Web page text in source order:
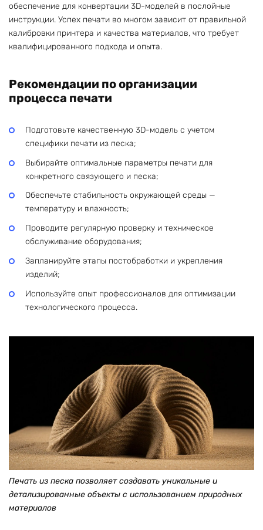
обеспечение для конвертации 3D-моделей в послойные
инструкции. Успех печати во многом зависит от правильной
калибровки принтера и качества материалов, что требует
квалифицированного подхода и опыта.
Рекомендации по организации
процесса печати
Подготовьте качественную 3D-модель с учетом
специфики печати из песка;
Выбирайте оптимальные параметры печати для
конкретного связующего и песка;
Обеспечьте стабильность окружающей среды —
температуру и влажность;
Проводите регулярную проверку и техническое
обслуживание оборудования;
Запланируйте этапы постобработки и укрепления
изделий;
Используйте опыт профессионалов для оптимизации
технологического процесса.
Печать из песка позволяет создавать уникальные и
детализированные объекты с использованием природных
материалов